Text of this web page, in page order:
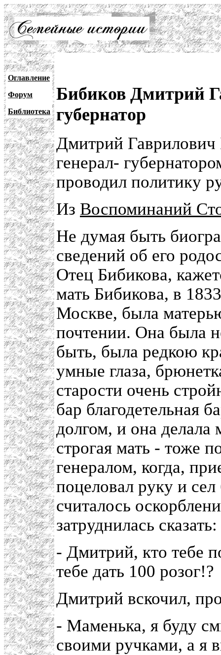
Оглавление
Форум
Библиотека
Бибиков Дмитрий
губернатор
Дмитрий Гаврилович
генерал-
проводил политику
Из Воспоминаний
Не думая быть
сведений об его
Отец Бибикова,
мать Бибикова, в
Москве, была
почтении. Она была
быть, была редкою
умные глаза,
старости очень
бар благодетельная
долгом, и она
строгая мать - тоже
генералом, когда,
поцеловал руку и
считалось
затруднилась сказать:
- Дмитрий, кто тебе
тебе дать 100 розог!?
Дмитрий вскочил,
- Маменька, я буду
своими ручками, а я